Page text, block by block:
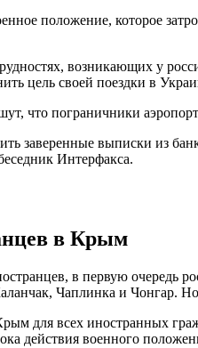
положение, которое
возникающих у
цель своей поездки в
что пограничники
заверенные выписки из
Интерфакса.
в Крым
в первую очередь
Чаплинка и Чонгар.
для всех иностранных
действия военного